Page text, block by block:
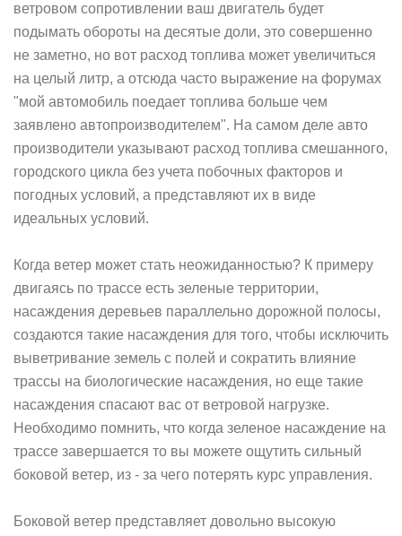
ветровом сопротивлении ваш двигатель будет
подымать обороты на десятые доли, это совершенно
не заметно, но вот расход топлива может увеличиться
на целый литр, а отсюда часто выражение на форумах
"мой автомобиль поедает топлива больше чем
заявлено автопроизводителем". На самом деле авто
производители указывают расход топлива смешанного,
городского цикла без учета побочных факторов и
погодных условий, а представляют их в виде
идеальных условий.
Когда ветер может стать неожиданностью? К примеру
двигаясь по трассе есть зеленые территории,
насаждения деревьев параллельно дорожной полосы,
создаются такие насаждения для того, чтобы исключить
выветривание земель с полей и сократить влияние
трассы на биологические насаждения, но еще такие
насаждения спасают вас от ветровой нагрузке.
Необходимо помнить, что когда зеленое насаждение на
трассе завершается то вы можете ощутить сильный
боковой ветер, из - за чего потерять курс управления.
Боковой ветер представляет довольно высокую